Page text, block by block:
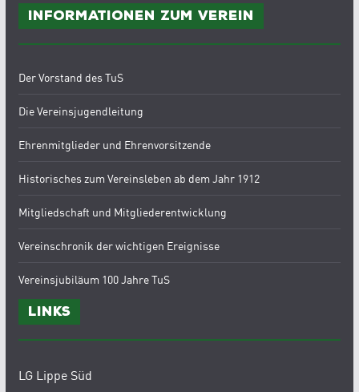
Informationen zum Verein
Der Vorstand des TuS
Die Vereinsjugendleitung
Ehrenmitglieder und Ehrenvorsitzende
Historisches zum Vereinsleben ab dem Jahr 1912
Mitgliedschaft und Mitgliederentwicklung
Vereinschronik der wichtigen Ereignisse
Vereinsjubiläum 100 Jahre TuS
Links
LG Lippe Süd